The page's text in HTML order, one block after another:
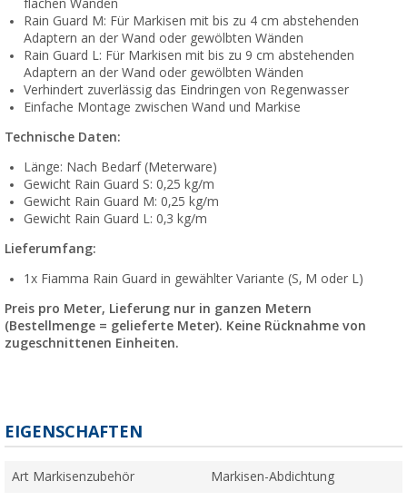
flachen Wänden
Rain Guard M: Für Markisen mit bis zu 4 cm abstehenden
Adaptern an der Wand oder gewölbten Wänden
Rain Guard L: Für Markisen mit bis zu 9 cm abstehenden
Adaptern an der Wand oder gewölbten Wänden
Verhindert zuverlässig das Eindringen von Regenwasser
Einfache Montage zwischen Wand und Markise
Technische Daten:
Länge: Nach Bedarf (Meterware)
Gewicht Rain Guard S: 0,25 kg/m
Gewicht Rain Guard M: 0,25 kg/m
Gewicht Rain Guard L: 0,3 kg/m
Lieferumfang:
1x Fiamma Rain Guard in gewählter Variante (S, M oder L)
Preis pro Meter, Lieferung nur in ganzen Metern
(Bestellmenge = gelieferte Meter). Keine Rücknahme von
zugeschnittenen Einheiten.
EIGENSCHAFTEN
Art Markisenzubehör Markisen-Abdichtung